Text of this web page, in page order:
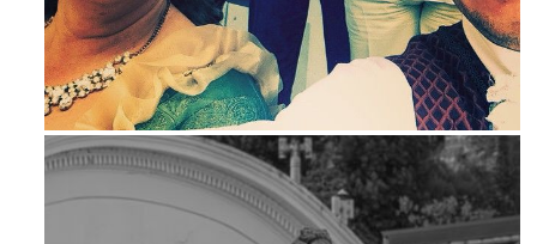
Mag 23